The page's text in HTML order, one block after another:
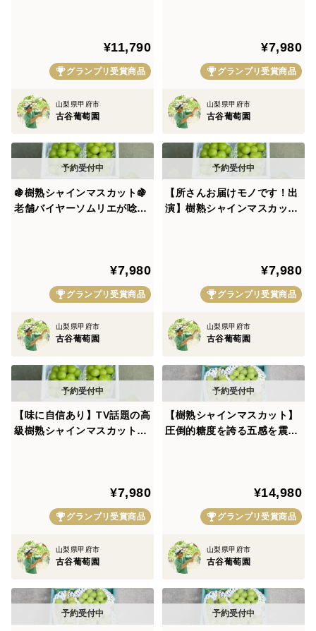
創業大正4年（1915年）から横浜を中心に高級フルー
ツ・ギフトを展開する
御用達であり
100周年を超える時を経て培ってきた精鋭バイヤーやソ
ムリエなど食のプロ集団お墨付き。
ンマスカットが紹介され、
毎年全国から多くのシャイン好きな通やファンの方々か
らご注文を頂いております。
半世紀代々伝承される秘伝農法で生まれた圧倒的糖度を
誇る"樹熟シャインマスカット"
【フルーツ王国山梨の大自然】×【半世紀もの時を経て
生み出された至高のシャインマスカットの"圧倒的な糖
度"の秘密は
極限ギリギリまで樹上で熟させる秘伝農法。
×半世紀培った匠の技』お試
し特価約1kg【朝どれ】【20
27年予約】
¥11,790
グランプリ受賞商品
山梨県甲府市
古谷葡萄園
【朝どれ】高級葡萄【家庭
用・ギフト用】🍇8月下旬予
¥7,980
グランプリ受賞商品
山梨県甲府市
古谷葡萄園
🍇樹熟シャインマスカット🍇
老舗バイヤーソムリエが唸る
約1kg☆【朝どれ】【家庭
用・ギフト用】【9月上中旬
¥7,980
グランプリ受賞商品
山梨県甲府市
古谷葡萄園
【所さんお届けモノです！出
演】樹熟シャインマスカット
【朝どれ】高級ぶどう【家庭
用】【敬老の日ギフト】9月
上旬予約
¥7,980
グランプリ受賞商品
山梨県甲府市
古谷葡萄園
【味に自信あり】TV話題の高
級樹熟シャインマスカット
☆【朝どれ】ぶどう【家庭
用・ギフト用】🍇8月中旬先
行予約🍇
¥7,980
グランプリ受賞商品
山梨県甲府市
古谷葡萄園
【樹熟シャインマスカット】
圧倒的糖度を誇る五感を震わ
量約2kg【朝どれ】ぶどう
【家庭用・ギフト用】【贈答
用】8月中旬予約
¥14,980
グランプリ受賞商品
山梨県甲府市
古谷葡萄園